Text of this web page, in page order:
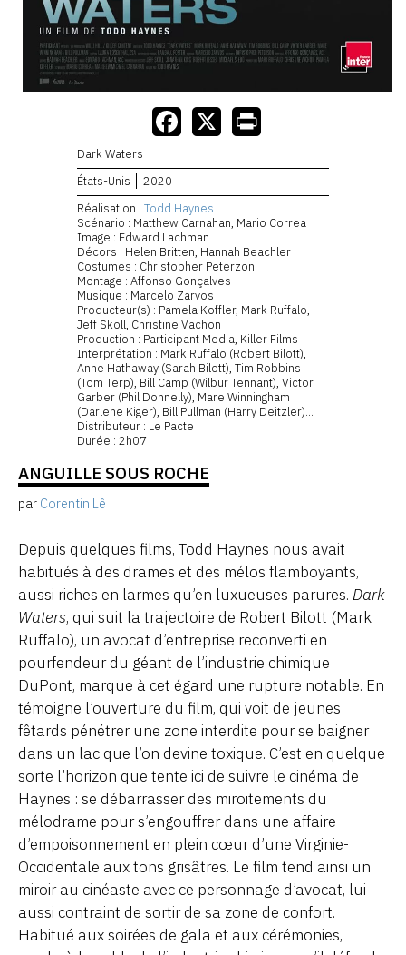
Dark Waters
États-Unis
2020
Réalisation : Todd Haynes
Scénario : Matthew Carnahan, Mario Correa
Image : Edward Lachman
Décors : Helen Britten, Hannah Beachler
Costumes : Christopher Peterzon
Montage : Affonso Gonçalves
Musique : Marcelo Zarvos
Producteur(s) : Pamela Koffler, Mark Ruffalo,
Jeff Skoll, Christine Vachon
Production : Participant Media, Killer Films
Interprétation : Mark Ruffalo (Robert Bilott),
Anne Hathaway (Sarah Bilott), Tim Robbins
(Tom Terp), Bill Camp (Wilbur Tennant), Victor
Garber (Phil Donnelly), Mare Winningham
(Darlene Kiger), Bill Pullman (Harry Deitzler)...
Distributeur : Le Pacte
Durée : 2h07
ANGUILLE SOUS ROCHE
par Corentin Lê
Depuis quelques films, Todd Haynes nous avait
habitués à des drames et des mélos flamboyants,
aussi riches en larmes qu’en luxueuses parures. Dark
Waters, qui suit la trajectoire de Robert Bilott (Mark
Ruffalo), un avocat d’entreprise reconverti en
pourfendeur du géant de l’industrie chimique
DuPont, marque à cet égard une rupture notable. En
témoigne l’ouverture du film, qui voit de jeunes
fêtards pénétrer une zone interdite pour se baigner
dans un lac que l’on devine toxique. C’est en quelque
sorte l’horizon que tente ici de suivre le cinéma de
Haynes : se débarrasser des miroitements du
mélodrame pour s’engouffrer dans une affaire
d’empoisonnement en plein cœur d’une Virginie-
Occidentale aux tons grisâtres. Le film tend ainsi un
miroir au cinéaste avec ce personnage d’avocat, lui
aussi contraint de sortir de sa zone de confort.
Habitué aux soirées de gala et aux cérémonies,